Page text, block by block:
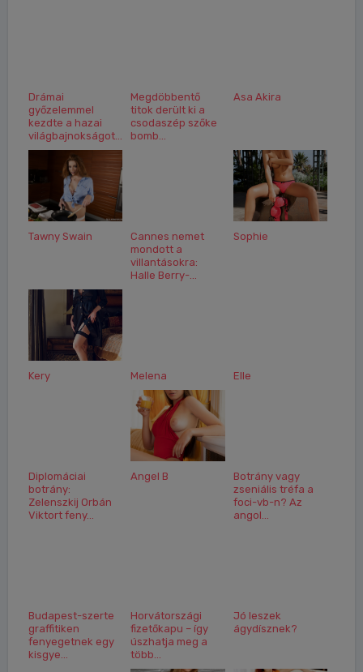
Drámai
győzelemmel
kezdte a hazai
világbajnokságot...
Megdöbbentő
titok derült ki a
csodaszép szőke
bomb...
Asa Akira
Tawny Swain
Cannes nemet
mondott a
villantásokra:
Halle Berry-...
Sophie
Kery Melena Elle
Diplomáciai
botrány:
Zelenszkij Orbán
Viktort feny...
Angel B
Botrány vagy
zseniális tréfa a
foci-vb-n? Az
angol...
Budapest-szerte
graffitiken
fenyegetnek egy
kisgye...
Horvátországi
fizetőkapu – így
úszhatja meg a
több...
Jó leszek
ágydísznek?